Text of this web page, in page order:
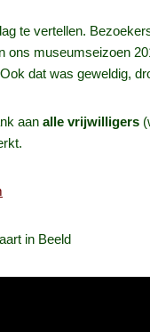
te vertellen.
ons museumseizoen
dat was geweldig,
aan alle vrijwilligers
in Beeld